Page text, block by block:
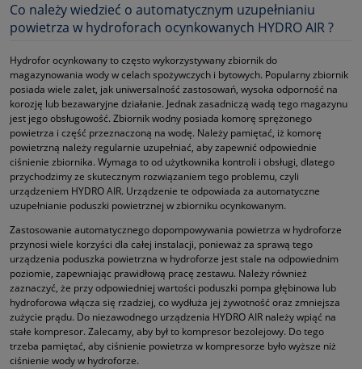
Co należy wiedzieć o automatycznym uzupełnianiu
powietrza w hydroforach ocynkowanych HYDRO AIR ?
Hydrofor ocynkowany to często wykorzystywany zbiornik do
magazynowania wody w celach spożywczych i bytowych. Popularny zbiornik
posiada wiele zalet, jak uniwersalność zastosowań, wysoka odporność na
korozję lub bezawaryjne działanie. Jednak zasadniczą wadą tego magazynu
jest jego obsługowość. Zbiornik wodny posiada komorę sprężonego
powietrza i część przeznaczoną na wodę. Należy pamiętać, iż komorę
powietrzną należy regularnie uzupełniać, aby zapewnić odpowiednie
ciśnienie zbiornika. Wymaga to od użytkownika kontroli i obsługi, dlatego
przychodzimy ze skutecznym rozwiązaniem tego problemu, czyli
urządzeniem HYDRO AIR. Urządzenie te odpowiada za automatyczne
uzupełnianie poduszki powietrznej w zbiorniku ocynkowanym.
Zastosowanie automatycznego dopompowywania powietrza w hydroforze
przynosi wiele korzyści dla całej instalacji, ponieważ za sprawą tego
urządzenia poduszka powietrzna w hydroforze jest stale na odpowiednim
poziomie, zapewniając prawidłową pracę zestawu. Należy również
zaznaczyć, że przy odpowiedniej wartości poduszki pompa głębinowa lub
hydroforowa włącza się rzadziej, co wydłuża jej żywotność oraz zmniejsza
zużycie prądu. Do niezawodnego urządzenia HYDRO AIR należy wpiąć na
stałe kompresor. Zalecamy, aby był to kompresor bezolejowy. Do tego
trzeba pamiętać, aby ciśnienie powietrza w kompresorze było wyższe niż
ciśnienie wody w hydroforze.